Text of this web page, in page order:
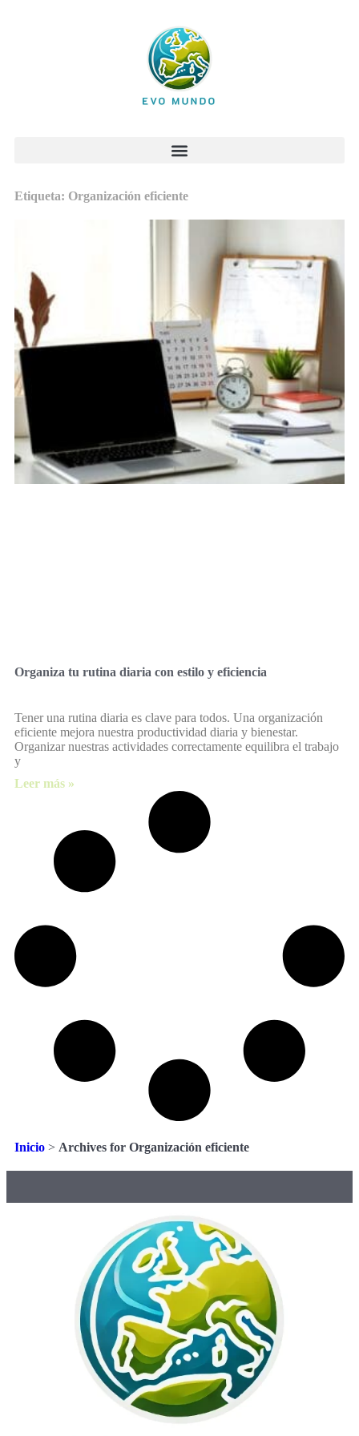
Etiqueta: Organización eficiente
Organiza tu rutina diaria con estilo y eficiencia
Tener una rutina diaria es clave para todos. Una organización
eficiente mejora nuestra productividad diaria y bienestar.
Organizar nuestras actividades correctamente equilibra el trabajo
y
Leer más »
Inicio > Archives for Organización eficiente